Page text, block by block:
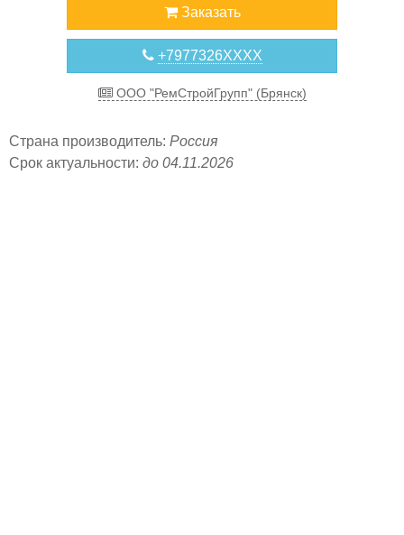
Заказать
+7977326XXXX
ООО "РемСтройГрупп" (Брянск)
Страна производитель: Россия
Срок актуальности: до 04.11.2026